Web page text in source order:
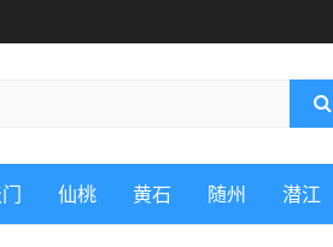
仙桃 黄石 随州 潜江